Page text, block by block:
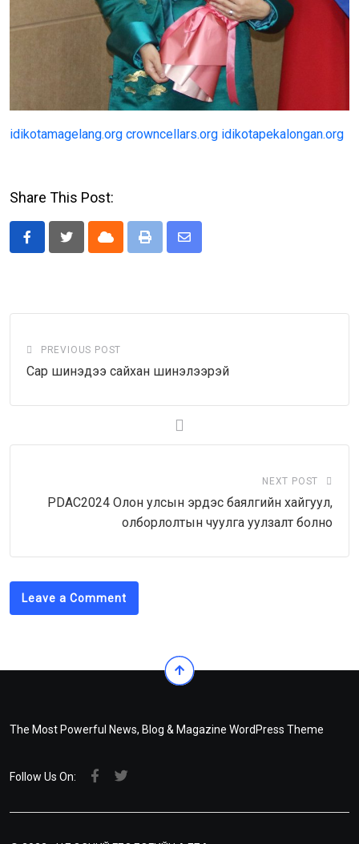
idikotamagelang.org crowncellars.org idikotapekalongan.org
Share This Post:
Cloud Print
Share
PREVIOUS POST
Сар шинэдээ сайхан шинэлээрэй
NEXT POST
PDAC2024 Олон улсын эрдэс баялгийн хайгуул,
олборлолтын чуулга уулзалт болно
Leave a Comment
The Most Powerful News, Blog & Magazine WordPress Theme
Follow Us On: